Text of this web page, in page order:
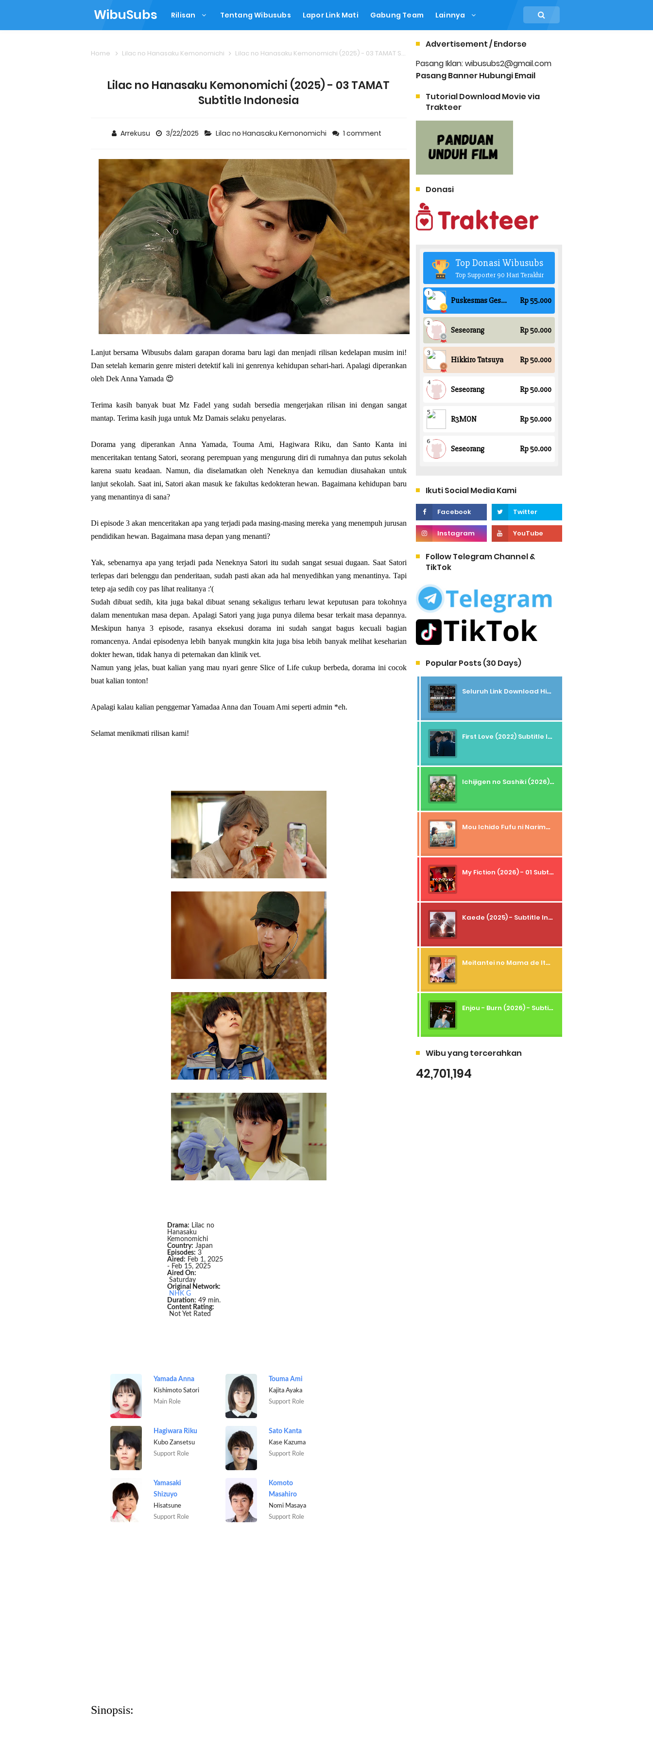
WibuSubs Rilisan Tentang Wibusubs Lapor Link Mati Gabung Team Lainnya
Home Lilac no Hanasaku Kemonomichi Lilac no Hanasaku Kemonomichi (2025) - 03 TAMAT Subtitle Indonesia
Lilac no Hanasaku Kemonomichi (2025) - 03 TAMAT
Subtitle Indonesia
Arrekusu 3/22/2025 Lilac no Hanasaku Kemonomichi 1 comment
Lanjut bersama Wibusubs dalam garapan dorama baru lagi dan menjadi rilisan kedelapan musim ini!
Dan setelah kemarin genre misteri detektif kali ini genrenya kehidupan sehari-hari. Apalagi diperankan
oleh Dek Anna Yamada 😍
Terima kasih banyak buat Mz Fadel yang sudah bersedia mengerjakan rilisan ini dengan sangat
mantap. Terima kasih juga untuk Mz Damais selaku penyelaras.
Dorama yang diperankan Anna Yamada, Touma Ami, Hagiwara Riku, dan Santo Kanta ini
menceritakan tentang Satori, seorang perempuan yang mengurung diri di rumahnya dan putus sekolah
karena suatu keadaan. Namun, dia diselamatkan oleh Neneknya dan kemudian diusahakan untuk
lanjut sekolah. Saat ini, Satori akan masuk ke fakultas kedokteran hewan. Bagaimana kehidupan baru
yang menantinya di sana?
Di episode 3 akan menceritakan apa yang terjadi pada masing-masing mereka yang menempuh jurusan
pendidikan hewan. Bagaimana masa depan yang menanti?
Yak, sebenarnya apa yang terjadi pada Neneknya Satori itu sudah sangat sesuai dugaan. Saat Satori
terlepas dari belenggu dan penderitaan, sudah pasti akan ada hal menyedihkan yang menantinya. Tapi
tetep aja sedih coy pas lihat realitanya :'(
Sudah dibuat sedih, kita juga bakal dibuat senang sekaligus terharu lewat keputusan para tokohnya
dalam menentukan masa depan. Apalagi Satori yang juga punya dilema besar terkait masa depannya.
Meskipun hanya 3 episode, rasanya eksekusi dorama ini sudah sangat bagus kecuali bagian
romancenya. Andai episodenya lebih banyak mungkin kita juga bisa lebih banyak melihat keseharian
dokter hewan, tidak hanya di peternakan dan klinik vet.
Namun yang jelas, buat kalian yang mau nyari genre Slice of Life cukup berbeda, dorama ini cocok
buat kalian tonton!
Apalagi kalau kalian penggemar Yamadaa Anna dan Touam Ami seperti admin *eh.
Selamat menikmati rilisan kami!
Drama: Lilac no
Hanasaku
Kemonomichi
Country: Japan
Episodes: 3
Aired: Feb 1, 2025
- Feb 15, 2025
Aired On:
Saturday
Original Network:
NHK G
Duration: 49 min.
Content Rating:
Not Yet Rated
Yamada Anna
Kishimoto Satori
Main Role
Touma Ami
Kajita Ayaka
Support Role
Hagiwara Riku
Kubo Zansetsu
Support Role
Sato Kanta
Kase Kazuma
Support Role
Yamasaki
Shizuyo
Hisatsune
Support Role
Komoto
Masahiro
Nomi Masaya
Support Role
Sinopsis:
Advertisement / Endorse
Pasang Iklan: wibusubs2@gmail.com
Pasang Banner Hubungi Email
Tutorial Download Movie via
Trakteer
Donasi
Ikuti Social Media Kami
Follow Telegram Channel &
TikTok
Popular Posts (30 Days)
Seluruh Link Download High And Low Subtitle Indonesia
First Love (2022) Subtitle Indonesia + Tanpa Iklan + Streaming + 1080p
Ichijigen no Sashiki (2026) - 01 Subtitle Indonesia
Mou Ichido Fufu ni Narimasu ka? (2026) - 01 Subtitle Indonesia
My Fiction (2026) - 01 Subtitle Indonesia
Kaede (2025) - Subtitle Indonesia
Meitantei no Mama de Ite (2026) - 01 Subtitle Indonesia
Enjou - Burn (2026) - Subtitle Indonesia
Wibu yang tercerahkan
42,701,194